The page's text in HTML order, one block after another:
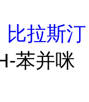
比拉斯汀
苯并咪